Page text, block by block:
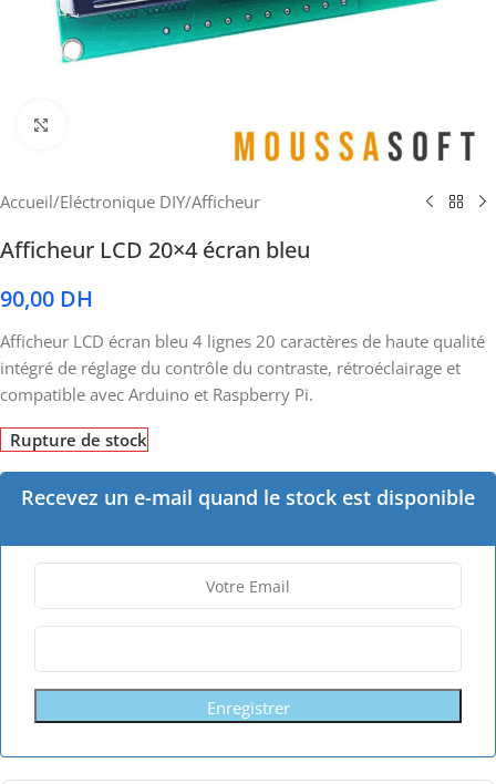
Accueil/Eléctronique DIY/Afficheur
Afficheur LCD 20×4 écran bleu
90,00 DH
Afficheur LCD écran bleu 4 lignes 20 caractères de haute qualité
intégré de réglage du contrôle du contraste, rétroéclairage et
compatible avec Arduino et Raspberry Pi.
Rupture de stock
Recevez un e-mail quand le stock est disponible
Enregistrer